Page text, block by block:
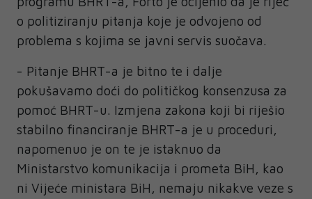
o politiziranju pitanja koje je odvojeno od
problema s kojima se javni servis suočava.
- Pitanje BHRT-a je bitno te i dalje
pokušavamo doći do političkog konsenzusa za
pomoć BHRT-u. Izmjena zakona koji bi riješio
stabilno financiranje BHRT-a je u proceduri,
napomenuo je on te je istaknuo da
Ministarstvo komunikacija i prometa BiH, kao
ni Vijeće ministara BiH, nemaju nikakve veze s